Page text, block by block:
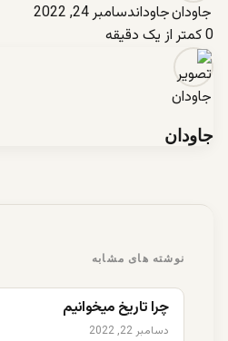
جاوداندسامبر 24, 2022
0کمتر از یک دقیقه
جاودان
نوشته های مشابه
چرا تاریخ میخوانیم
دسامبر 22, 2022